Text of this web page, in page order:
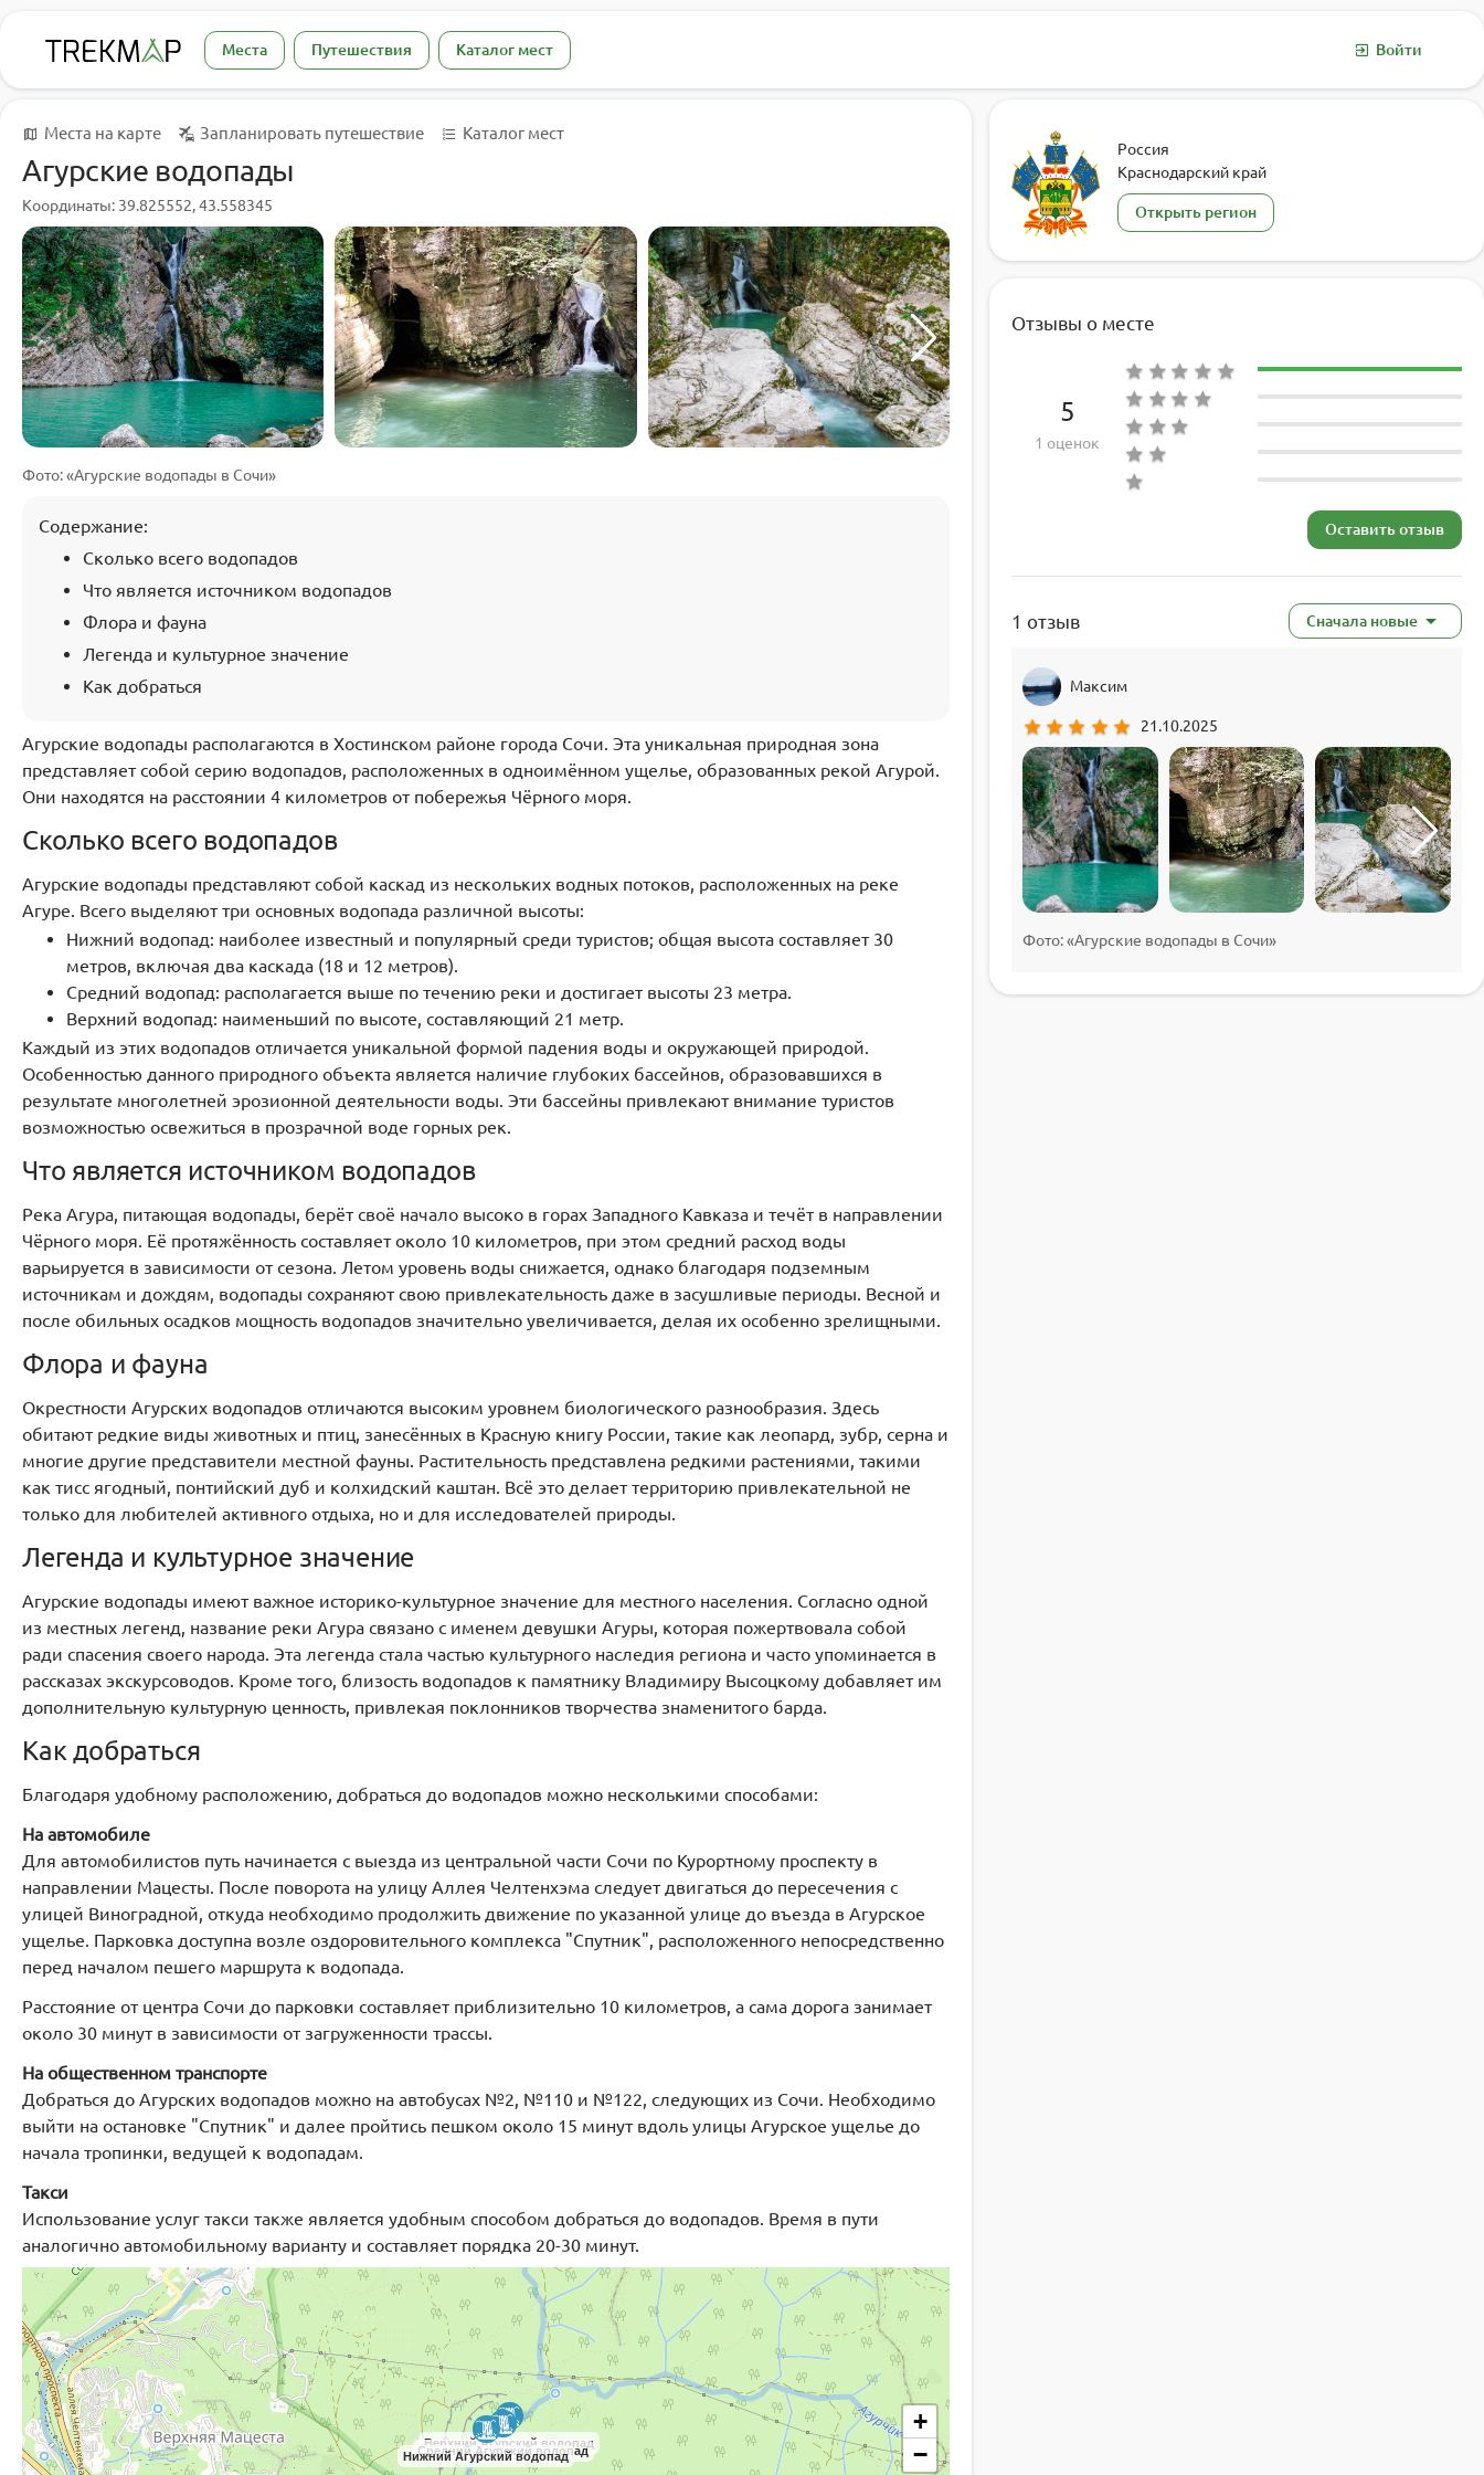
Места Путешествия Каталог мест Войти
Места на карте Запланировать путешествие Каталог мест
Агурские водопады
Координаты: 39.825552, 43.558345
Фото: «Агурские водопады в Сочи»
Содержание:
Сколько всего водопадов
Что является источником водопадов
Флора и фауна
Легенда и культурное значение
Как добраться
Агурские водопады располагаются в Хостинском районе города Сочи. Эта уникальная природная зона
представляет собой серию водопадов, расположенных в одноимённом ущелье, образованных рекой Агурой.
Они находятся на расстоянии 4 километров от побережья Чёрного моря.
Сколько всего водопадов
Агурские водопады представляют собой каскад из нескольких водных потоков, расположенных на реке
Агуре. Всего выделяют три основных водопада различной высоты:
Нижний водопад: наиболее известный и популярный среди туристов; общая высота составляет 30
метров, включая два каскада (18 и 12 метров).
Средний водопад: располагается выше по течению реки и достигает высоты 23 метра.
Верхний водопад: наименьший по высоте, составляющий 21 метр.
Каждый из этих водопадов отличается уникальной формой падения воды и окружающей природой.
Особенностью данного природного объекта является наличие глубоких бассейнов, образовавшихся в
результате многолетней эрозионной деятельности воды. Эти бассейны привлекают внимание туристов
возможностью освежиться в прозрачной воде горных рек.
Что является источником водопадов
Река Агура, питающая водопады, берёт своё начало высоко в горах Западного Кавказа и течёт в направлении
Чёрного моря. Её протяжённость составляет около 10 километров, при этом средний расход воды
варьируется в зависимости от сезона. Летом уровень воды снижается, однако благодаря подземным
источникам и дождям, водопады сохраняют свою привлекательность даже в засушливые периоды. Весной и
после обильных осадков мощность водопадов значительно увеличивается, делая их особенно зрелищными.
Флора и фауна
Окрестности Агурских водопадов отличаются высоким уровнем биологического разнообразия. Здесь
обитают редкие виды животных и птиц, занесённых в Красную книгу России, такие как леопард, зубр, серна и
многие другие представители местной фауны. Растительность представлена редкими растениями, такими
как тисс ягодный, понтийский дуб и колхидский каштан. Всё это делает территорию привлекательной не
только для любителей активного отдыха, но и для исследователей природы.
Легенда и культурное значение
Агурские водопады имеют важное историко-культурное значение для местного населения. Согласно одной
из местных легенд, название реки Агура связано с именем девушки Агуры, которая пожертвовала собой
ради спасения своего народа. Эта легенда стала частью культурного наследия региона и часто упоминается в
рассказах экскурсоводов. Кроме того, близость водопадов к памятнику Владимиру Высоцкому добавляет им
дополнительную культурную ценность, привлекая поклонников творчества знаменитого барда.
Как добраться
Благодаря удобному расположению, добраться до водопадов можно несколькими способами:
На автомобиле
Для автомобилистов путь начинается с выезда из центральной части Сочи по Курортному проспекту в
направлении Мацесты. После поворота на улицу Аллея Челтенхэма следует двигаться до пересечения с
улицей Виноградной, откуда необходимо продолжить движение по указанной улице до въезда в Агурское
ущелье. Парковка доступна возле оздоровительного комплекса "Спутник", расположенного непосредственно
перед началом пешего маршрута к водопада.
Расстояние от центра Сочи до парковки составляет приблизительно 10 километров, а сама дорога занимает
около 30 минут в зависимости от загруженности трассы.
На общественном транспорте
Добраться до Агурских водопадов можно на автобусах №2, №110 и №122, следующих из Сочи. Необходимо
выйти на остановке "Спутник" и далее пройтись пешком около 15 минут вдоль улицы Агурское ущелье до
начала тропинки, ведущей к водопадам.
Такси
Использование услуг такси также является удобным способом добраться до водопадов. Время в пути
аналогично автомобильному варианту и составляет порядка 20-30 минут.
Нижний Агурский водопад
Средний Агурский водопад
Верхний Агурский водопад
+
−
Россия
Краснодарский край
Открыть регион
Отзывы о месте
5
1 оценок
Оставить отзыв
1 отзыв Сначала новые
Максим
star star star star star 21.10.2025
Фото: «Агурские водопады в Сочи»